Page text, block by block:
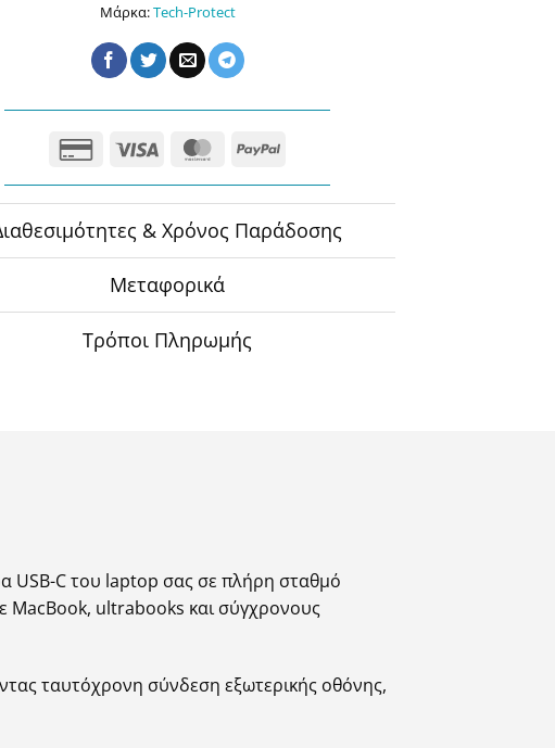
Μάρκα:Tech-Protect
Credit
2
Visa MasterCard
PayPal
& Χρόνος Παράδοσης
Μεταφορικά
Τρόποι Πληρωμής
USB-C του laptop σας σε πλήρη σταθμό
MacBook, ultrabooks και σύγχρονους
ταυτόχρονη σύνδεση εξωτερικής οθόνης,